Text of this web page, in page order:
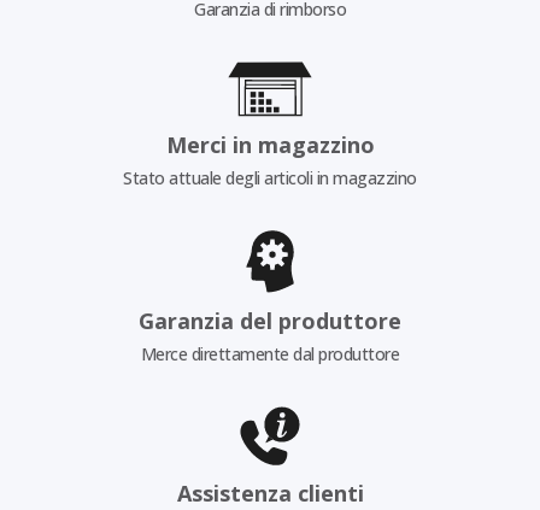
Garanzia di rimborso
Merci in magazzino
Stato attuale degli articoli in magazzino
Garanzia del produttore
Merce direttamente dal produttore
Assistenza clienti